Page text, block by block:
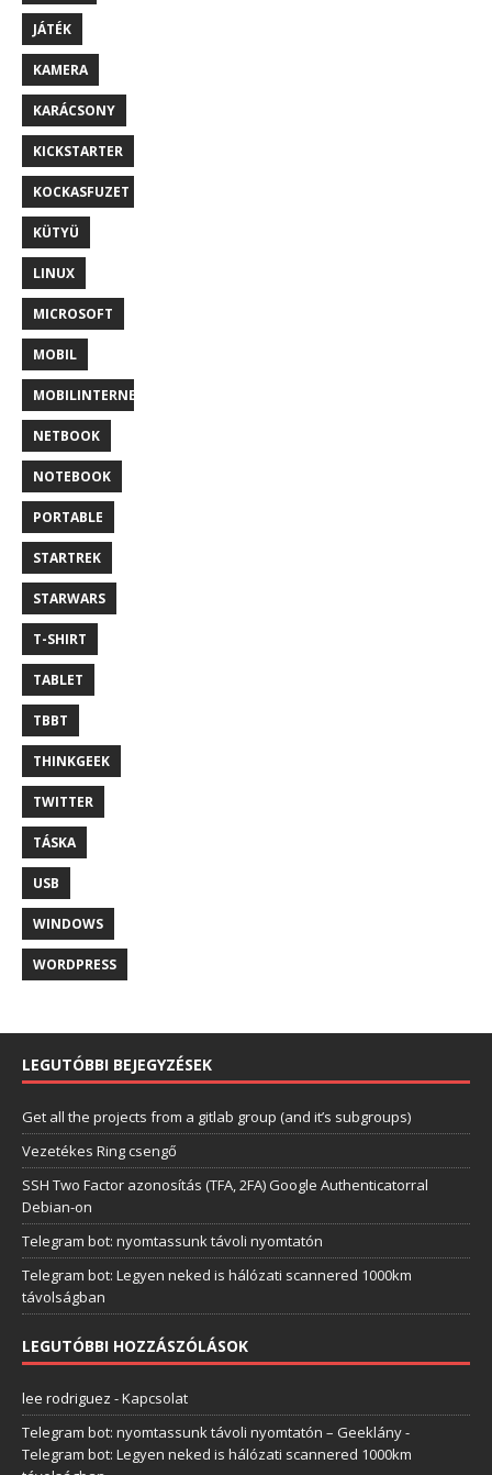
JÁTÉK
KAMERA
KARÁCSONY
KICKSTARTER
KOCKASFUZET
KÜTYÜ
LINUX
MICROSOFT
MOBIL
MOBILINTERNET
NETBOOK
NOTEBOOK
PORTABLE
STARTREK
STARWARS
T-SHIRT
TABLET
TBBT
THINKGEEK
TWITTER
TÁSKA
USB
WINDOWS
WORDPRESS
LEGUTÓBBI BEJEGYZÉSEK
Get all the projects from a gitlab group (and it’s subgroups)
Vezetékes Ring csengő
SSH Two Factor azonosítás (TFA, 2FA) Google Authenticatorral
Debian-on
Telegram bot: nyomtassunk távoli nyomtatón
Telegram bot: Legyen neked is hálózati scannered 1000km
távolságban
LEGUTÓBBI HOZZÁSZÓLÁSOK
lee rodriguez -Kapcsolat
Telegram bot: nyomtassunk távoli nyomtatón – Geeklány-
Telegram bot: Legyen neked is hálózati scannered 1000km